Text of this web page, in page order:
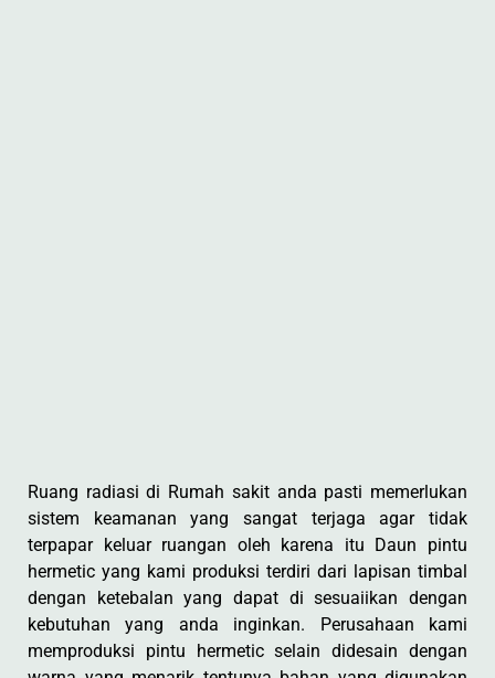
Ruang radiasi di Rumah sakit anda pasti memerlukan
sistem keamanan yang sangat terjaga agar tidak
terpapar keluar ruangan oleh karena itu Daun pintu
hermetic yang kami produksi terdiri dari lapisan timbal
dengan ketebalan yang dapat di sesuaiikan dengan
kebutuhan yang anda inginkan. Perusahaan kami
memproduksi pintu hermetic selain didesain dengan